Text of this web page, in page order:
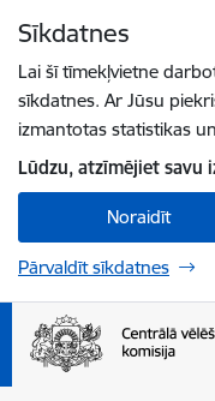
Sīkdatnes
Lai šī tīmekļvietne
sīkdatnes. Ar Jūsu
izmantotas statistikas
Lūdzu, atzīmējiet savu
Noraidīt
Pārvaldīt sīkdatnes